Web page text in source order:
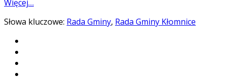
Więcej…
Słowa kluczowe: Rada Gminy, Rada Gminy Kłomnice